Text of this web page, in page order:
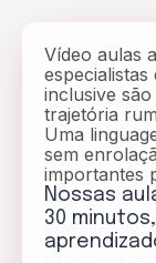
Vídeo aulas
inclusive
trajetória
Uma
sem
importantes
Nossas
30